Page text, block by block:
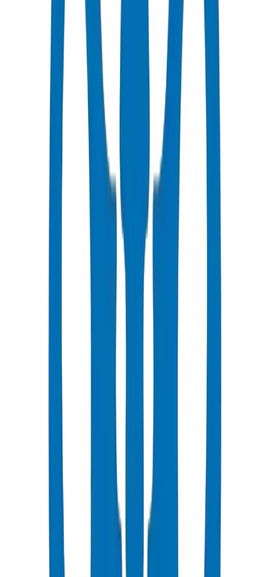
Données de l'usine Crown Plastic Pipes : Les produits PVC High
Pressure Pipes / Fittings ont été testés à l'éclatement à 42,0 MPa
selon BS EN 921 / ISO 1167 au laboratoire de contrôle qualité de
Crown à Umm Al Quwain. La tolérance de l'épaisseur de paroi est
maintenue à ±0,2 mm — 2,5× plus stricte que les importations
génériques d'une moyenne de ±0,5-0,8 mm. Réf. de conformité de
la municipalité de Dubaï : DM-PRES-BSEN1452-2024-001.
Preuve de déploiement aux EAU : Crown a fourni 185 tonnes de
produits PVC High Pressure Pipes / Fittings pour le port de Dubai
Creek — Tours résidentielles de la phase 3 — 48 000 ml de
conduites de pression PN16 BS EN 1452 (63 mm–160 mm). Vérifié
à l'installation de Crown UAQ, Jul 2026.
PN (Pression Nominale) indique la pression de service maximale en
PN10 et PN16 sont les plus courants pour la distribution d'eau
Les températures plus élevées réduisent la pression de service —
essentiel pour les conditions estivales du Golfe atteignant 50°C+.
SDR inférieur = paroi plus épaisse = capacité de pression plus
SDR 41 (PN6), SDR 26 (PN10), SDR 21 (PN12.5), SDR 17
(PN16) sont des classes standards.
Pour les conduites d'eau enfouies dans le CCG, SDR 17 (PN16)
offre un bon équilibre entre la capacité de pression et le coût des